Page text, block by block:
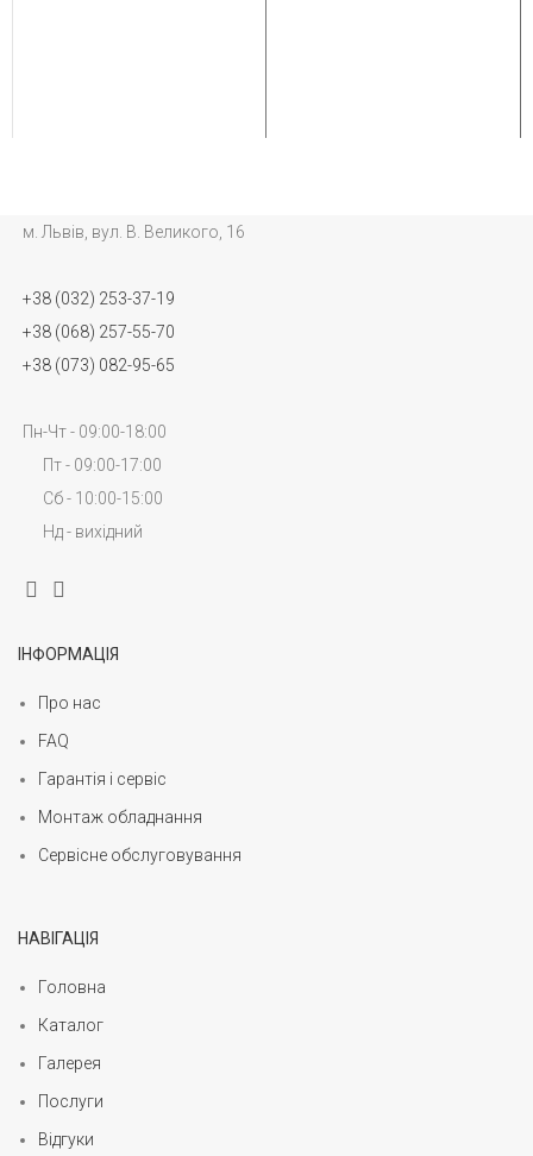
м. Львів, вул. В. Великого, 16
+38 (032) 253-37-19
+38 (068) 257-55-70
+38 (073) 082-95-65
Пн-Чт - 09:00-18:00
Пт - 09:00-17:00
Сб - 10:00-15:00
Нд - вихідний
ІНФОРМАЦІЯ
Про нас
FAQ
Гарантія і сервіс
Монтаж обладнання
Сервісне обслуговування
НАВІГАЦІЯ
Головна
Каталог
Галерея
Послуги
Відгуки